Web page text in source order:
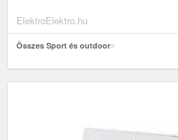
ElektroElektro.hu
Összes Sport és outdoor